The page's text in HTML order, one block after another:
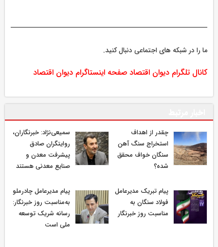
ما را در شبکه های اجتماعی دنبال کنید.
کانال تلگرام دیوان اقتصاد صفحه اینستاگرام دیوان اقتصاد
چقدر از اهداف
استخراج سنگ آهن
سنگان خواف محقق
شده؟
سمیعی‌نژاد: خبرنگاران،
روایتگران صادق
پیشرفت معدن و
صنایع معدنی هستند
پیام تبریک مدیرعامل
فولاد سنگان به
مناسبت روز خبرنگار
پیام مدیرعامل چادرملو
به‌مناسبت روز خبرنگار:
رسانه شریک توسعه
ملی است